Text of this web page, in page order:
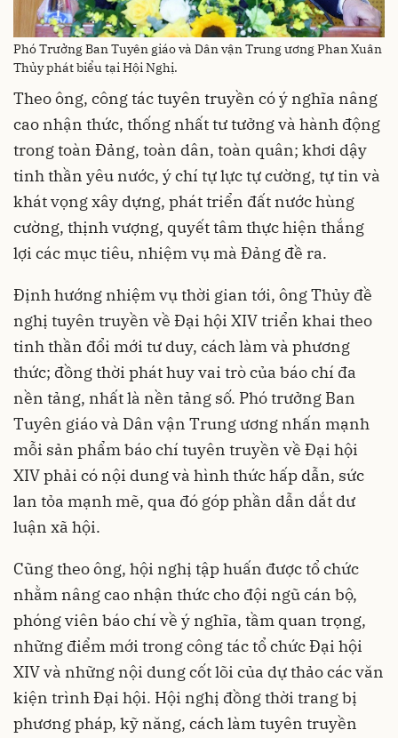
Phó Trưởng Ban Tuyên giáo và Dân vận Trung ương Phan Xuân
Thủy phát biểu tại Hội Nghị.
Theo ông, công tác tuyên truyền có ý nghĩa nâng
cao nhận thức, thống nhất tư tưởng và hành động
trong toàn Đảng, toàn dân, toàn quân; khơi dậy
tinh thần yêu nước, ý chí tự lực tự cường, tự tin và
khát vọng xây dựng, phát triển đất nước hùng
cường, thịnh vượng, quyết tâm thực hiện thắng
lợi các mục tiêu, nhiệm vụ mà Đảng đề ra.
Định hướng nhiệm vụ thời gian tới, ông Thủy đề
nghị tuyên truyền về Đại hội XIV triển khai theo
tinh thần đổi mới tư duy, cách làm và phương
thức; đồng thời phát huy vai trò của báo chí đa
nền tảng, nhất là nền tảng số. Phó trưởng Ban
Tuyên giáo và Dân vận Trung ương nhấn mạnh
mỗi sản phẩm báo chí tuyên truyền về Đại hội
XIV phải có nội dung và hình thức hấp dẫn, sức
lan tỏa mạnh mẽ, qua đó góp phần dẫn dắt dư
luận xã hội.
Cũng theo ông, hội nghị tập huấn được tổ chức
nhằm nâng cao nhận thức cho đội ngũ cán bộ,
phóng viên báo chí về ý nghĩa, tầm quan trọng,
những điểm mới trong công tác tổ chức Đại hội
XIV và những nội dung cốt lõi của dự thảo các văn
kiện trình Đại hội. Hội nghị đồng thời trang bị
phương pháp, kỹ năng, cách làm tuyên truyền